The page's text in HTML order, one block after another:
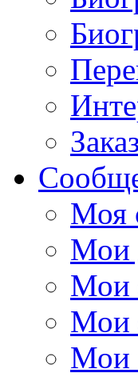
Моя
Мои
Мои
Мои
Мои